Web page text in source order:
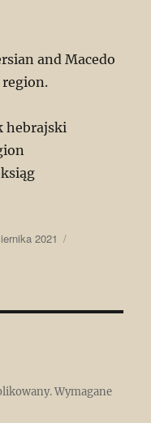
and Macedo
hebrajski
2021
Wymagane